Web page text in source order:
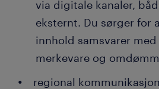
via digitale kanaler,
eksternt. Du sørger for
innhold samsvarer med
merkevare og
regional